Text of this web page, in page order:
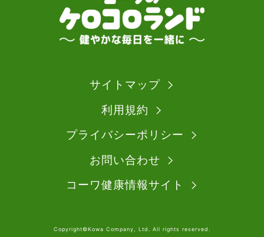
サイトマップ
利用規約
プライバシーポリシー
お問い合わせ
コーワ健康情報サイト
Copyright©Kowa Company, Ltd. All rights reserved.